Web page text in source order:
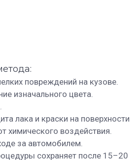
повреждений на кузове.
изначального цвета.
лака и краски на поверхности
химического воздействия.
за автомобилем.
сохраняет после 15–20